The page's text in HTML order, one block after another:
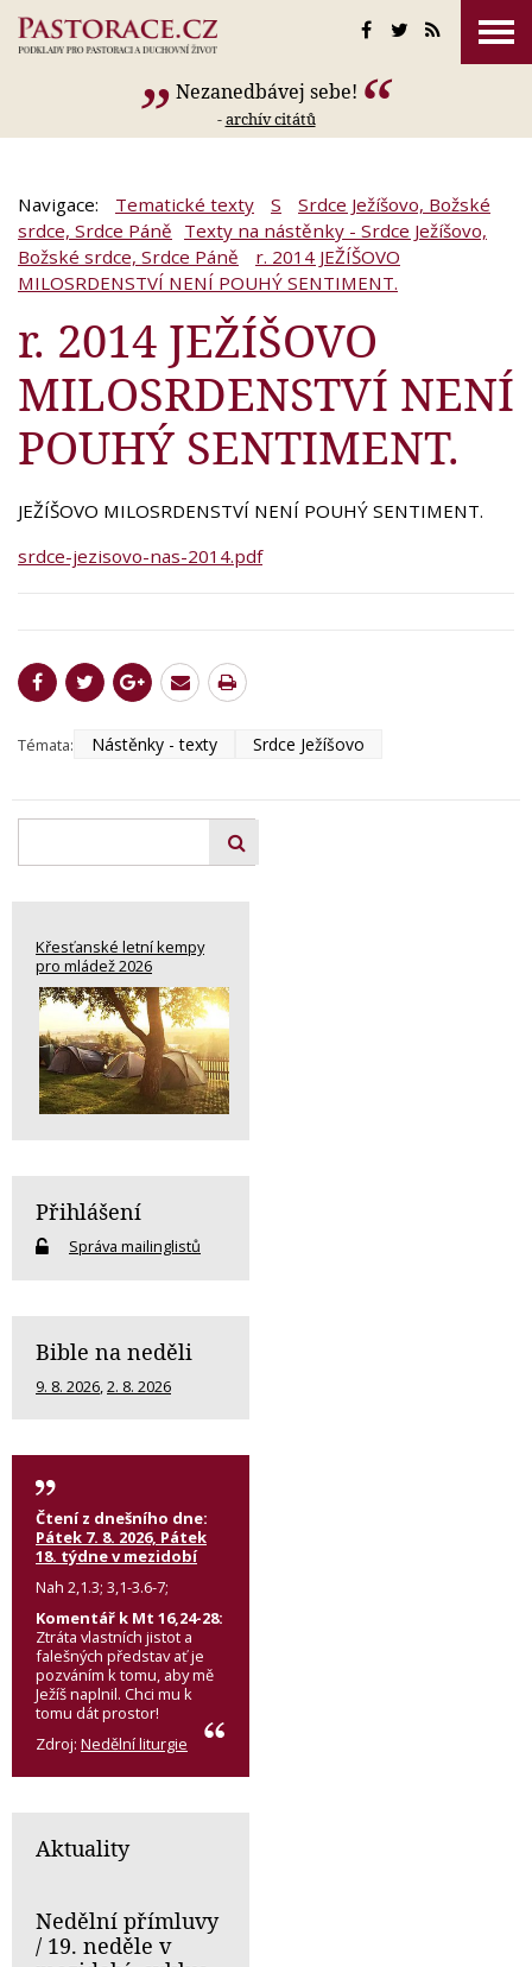
Nezanedbávej sebe!
-archív citátů
Navigace: Tematické texty S
Srdce Ježíšovo, Božské
srdce, Srdce Páně Texty na nástěnky - Srdce Ježíšovo,
Božské srdce, Srdce Páně
r. 2014 JEŽÍŠOVO
MILOSRDENSTVÍ NENÍ POUHÝ SENTIMENT.
r. 2014 JEŽÍŠOVO
MILOSRDENSTVÍ NENÍ
POUHÝ SENTIMENT.
JEŽÍŠOVO MILOSRDENSTVÍ NENÍ POUHÝ SENTIMENT.
srdce-jezisovo-nas-2014.pdf
Témata: Nástěnky - texty Srdce Ježíšovo
Křesťanské letní kempy
pro mládež 2026
Přihlášení
Správa mailinglistů
Bible na neděli
9. 8. 2026,2. 8. 2026
Čtení z dnešního dne:
Pátek 7. 8. 2026, Pátek
18. týdne v mezidobí
Nah 2,1.3; 3,1-3.6-7;
Komentář k Mt 16,24-28:
Ztráta vlastních jistot a
falešných představ ať je
pozváním k tomu, aby mě
Ježíš naplnil. Chci mu k
tomu dát prostor!
Zdroj: Nedělní liturgie
Aktuality
Nedělní přímluvy
/ 19. neděle v